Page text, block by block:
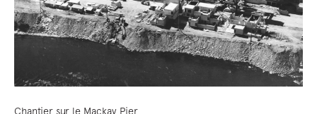
Chantier sur le Mackay Pier